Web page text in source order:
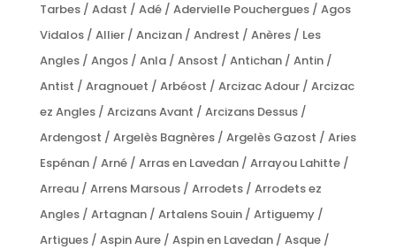
Tarbes / Adast / Adé / Adervielle Pouchergues / Agos
Vidalos / Allier / Ancizan / Andrest / Anères / Les
Angles / Angos / Anla / Ansost / Antichan / Antin /
Antist / Aragnouet / Arbéost / Arcizac Adour / Arcizac
ez Angles / Arcizans Avant / Arcizans Dessus /
Ardengost / Argelès Bagnères / Argelès Gazost / Aries
Espénan / Arné / Arras en Lavedan / Arrayou Lahitte /
Arreau / Arrens Marsous / Arrodets / Arrodets ez
Angles / Artagnan / Artalens Souin / Artiguemy /
Artigues / Aspin Aure / Aspin en Lavedan / Asque /